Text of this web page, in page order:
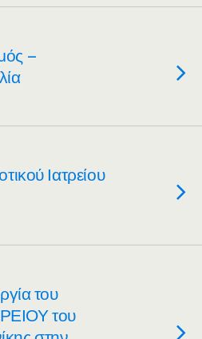
–
Ιατρείου
του
του